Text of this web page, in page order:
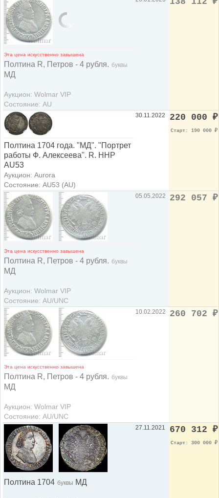
Эта цена искусственно завышена
Полтина R, Петров - 4 рубля. буквы
МД
Аукцион: Wolmar VIP
Состояние: AU
Полтина 1704 года. "МД". "Портрет
работы Ф. Алексеева". R. ННР
AU53
Аукцион: Aurora
Состояние: AU53 (AU)
30.11.2022 220 000 ₽
Старт: 190 000 ₽
Эта цена искусственно завышена
Полтина R, Петров - 4 рубля. буквы
МД
Аукцион: Wolmar VIP
Состояние: AU/UNC
05.05.2022 292 057 ₽
Эта цена искусственно завышена
Полтина R, Петров - 4 рубля. буквы
МД
Аукцион: Wolmar VIP
Состояние: AU/UNC
10.02.2022 260 702 ₽
Полтина 1704 буквы МД
27.11.2021 670 312 ₽
Старт: 300 000 ₽